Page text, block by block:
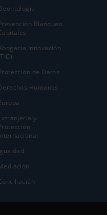
Blanqueo
Innovación
de Datos
Humanos
y